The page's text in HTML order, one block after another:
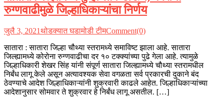
रुग्णवाढीमुळे जिल्हाधिकाऱ्यांचा निर्णय
जुलै 3, 2021थोडक्यात घडामोडी टीमComment(0)
सातारा : सातारा जिल्हा चौथ्या स्तरामध्ये समाविष्ट झाला आहे. सातारा
जिल्ह्यामध्ये कोरोना रुग्णवाढीचा दर १० टक्क्यांच्या पुढे गेला आहे. त्यामुळे
जिल्हाधिकारी शेखर सिंह यांनी संपूर्ण सातारा जिल्ह्यामध्ये चौथ्या स्तरामधील
निर्बंध लागू केले असून अत्यावश्यक सेवा वगळता सर्व प्रकारची दुकाने बंद
ठेवण्याचे आदेश जिल्हाधिकाऱ्यांनी शुक्रवारी काढले आहेत. जिल्हाधिकाऱ्यांच्या
आदेशानुसार सोमवार ते शुक्रवार हे निर्बंध लागू असतील. […]